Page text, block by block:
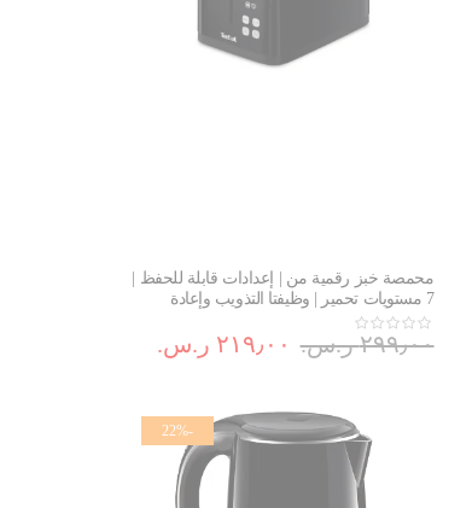
محمصة خبز رقمية من | إعدادات قابلة للحفظ |
7 مستويات تحمير | وظيفتا التذويب وإعادة
التسخين | صينية فتات قابلة للإزالة | TT640840
٢١٩٫٠٠ ر.س.‏ ٢٩٩٫٠٠ ر.س.‏
-22%